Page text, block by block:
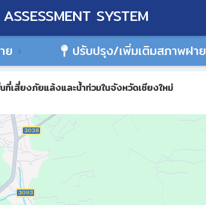
SYSTEM
ย ปรับปรุง/เพิ่มเติมสภาพฝาย
เสี่ยงภัยแล้งและน้ำท่วมในจังหวัดเชียงใหม่